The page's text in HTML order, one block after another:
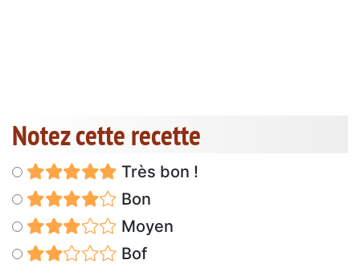
Notez cette recette
Très bon !
Bon
Moyen
Bof